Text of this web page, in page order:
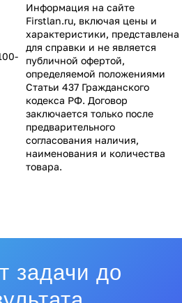
Информация на сайте
Firstlan.ru, включая цены и
характеристики, представлена
для справки и не является
публичной офертой,
определяемой положениями
Статьи 437 Гражданского
кодекса РФ. Договор
заключается только после
предварительного
согласования наличия,
наименования и количества
товара.
задачи до